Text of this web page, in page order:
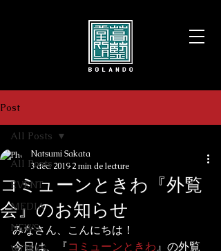
Post
All Posts
EVENT
MEDIA
NEWS
All Posts
コミューンときわ『外覧
会』のお知らせ
Natsumi Sakata
3 déc. 2019 2 min de lecture
みなさん、こんにちは！
今日は、『コミューンときわ』の外覧